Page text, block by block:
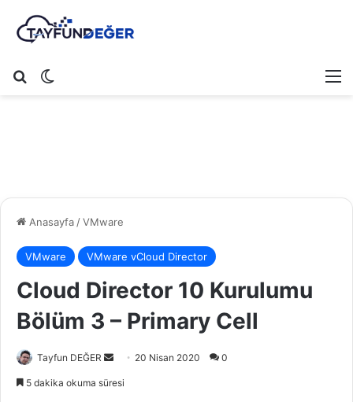
Arama yap ...
Anasayfa/VMware
VMware VMware vCloud Director
Cloud Director 10 Kurulumu
Bölüm 3 – Primary Cell
Tayfun DEĞER 20 Nisan 2020 0
5 dakika okuma süresi